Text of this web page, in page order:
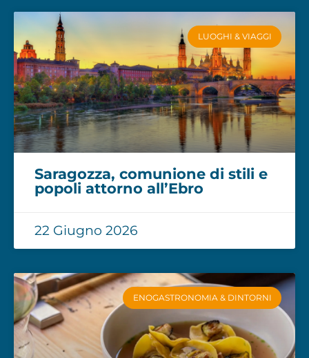
LUOGHI & VIAGGI
Saragozza, comunione di stili e
popoli attorno all’Ebro
22 Giugno 2026
ENOGASTRONOMIA & DINTORNI